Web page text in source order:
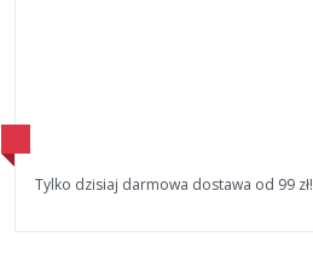
Tylko dzisiaj darmowa dostawa od 99 zł!